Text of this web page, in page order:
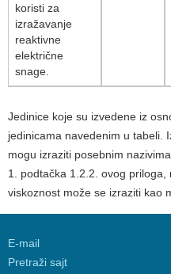
koristi za
izražavanje
reaktivne
električne
snage.
Jedinice koje su izvedene iz
jedinicama navedenim u tabeli.
mogu izraziti posebnim
1. podtačka 1.2.2. ovog
viskoznost može se izraziti kao
E-mail
Pretraži sajt